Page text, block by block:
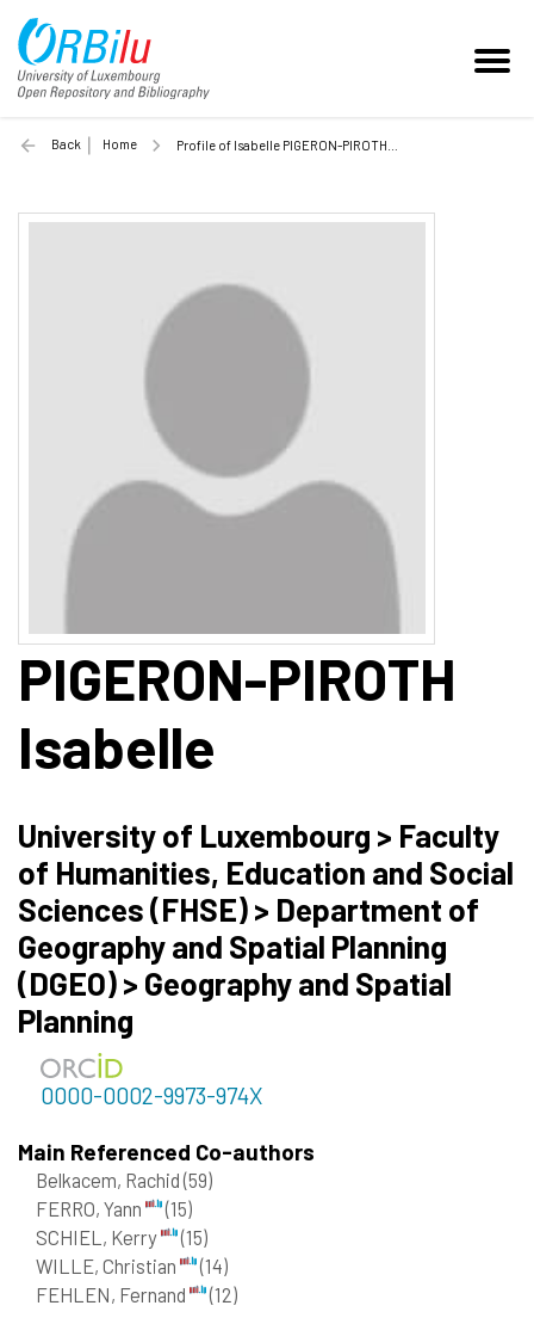
Back Home Profile of Isabelle PIGERON-PIROTH (Unilu)
PIGERON-PIROTH
Isabelle
University of Luxembourg > Faculty
of Humanities, Education and Social
Sciences (FHSE) > Department of
Geography and Spatial Planning
(DGEO) > Geography and Spatial
Planning
0000-0002-9973-974X
Main Referenced Co-authors
Belkacem, Rachid(59)
FERRO, Yann
(15)
SCHIEL, Kerry
(15)
WILLE, Christian
(14)
FEHLEN, Fernand
(12)